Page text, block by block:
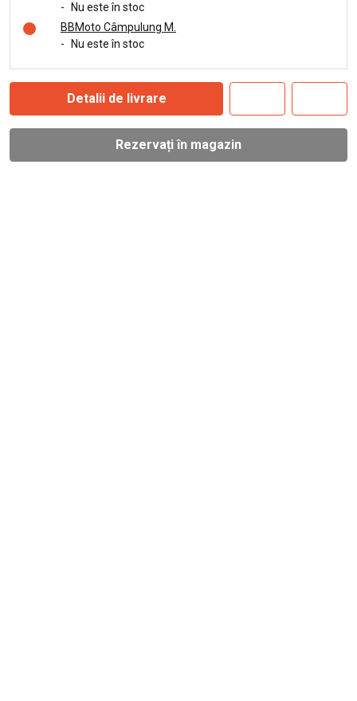
-
Nu este în stoc
BBMoto Câmpulung M.
-
Nu este în stoc
Detalii de livrare
Rezervați în magazin